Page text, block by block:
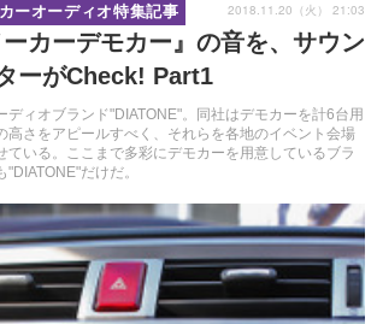
検索 ショップ訪問記
ュース デモカー製作記
集記事 カスタマイズ新製品情報
ュース
記事 カーグッズ新製品情報
ース 試乗記
ーカーデモカー』の音を、サウン
ーがCheck! Part1
ディオブランド"DIATONE"。同社はデモカーを計6台用
高さをアピールすべく、それらを各地のイベント会場
ている。ここまで多彩にデモカーを用意しているブラ
だけだ。
カーオーディオ特集記事 2018.11.20（火） 21:03